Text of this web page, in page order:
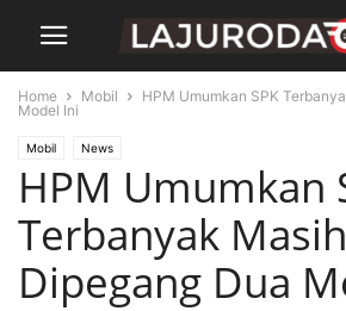
Home Mobil
HPM Umumkan SPK
Model Ini
Mobil News
HPM Umumkan
Terbanyak Masih
Dipegang Dua